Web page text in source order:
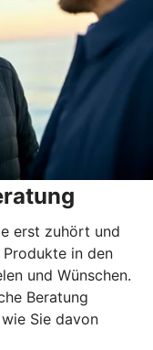
erst zuhört und
in den
und Wünschen.
Beratung
Sie davon